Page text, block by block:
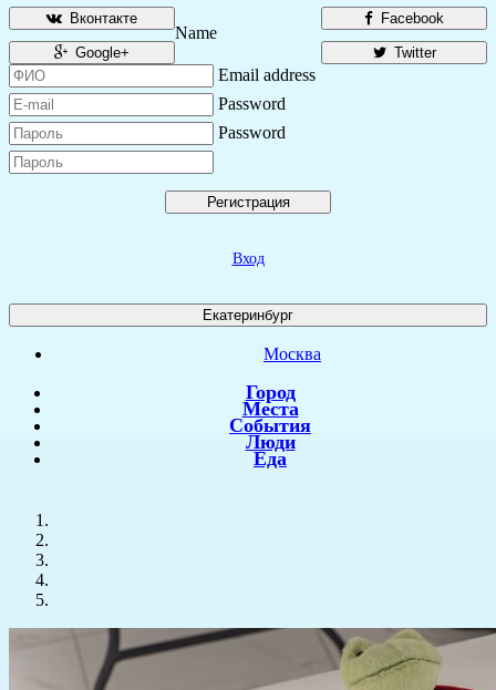
Facebook
Вконтакте
Twitter
Google+
Name
Email address
Password
Password
Регистрация
Вход
Екатеринбург
Москва
Город
Места
События
Люди
Еда